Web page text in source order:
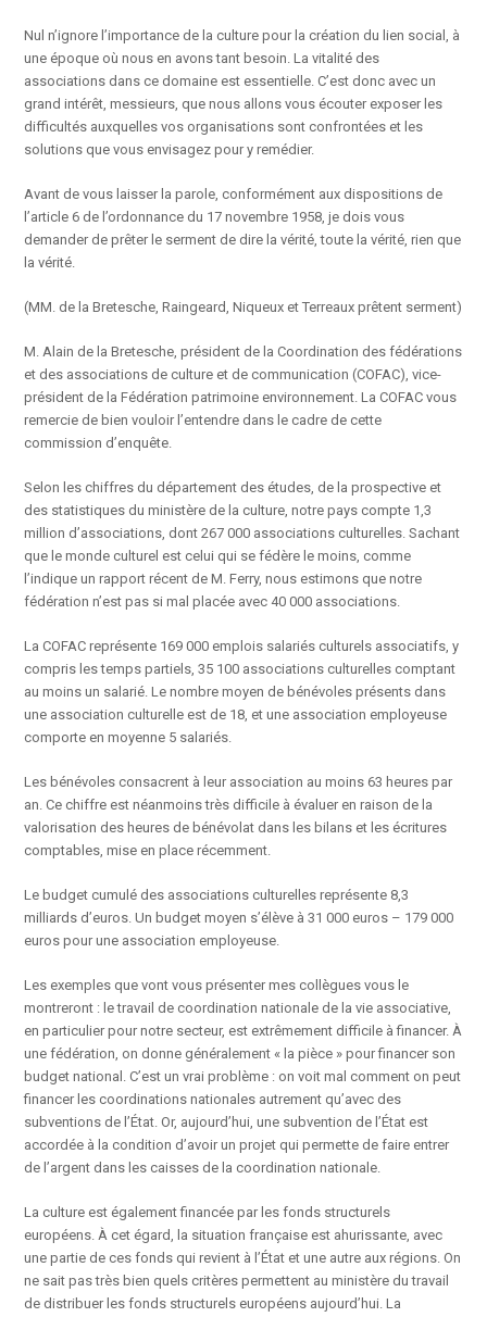
Nul n’ignore l’importance de la culture pour la création du lien social, à
une époque où nous en avons tant besoin. La vitalité des
associations dans ce domaine est essentielle. C’est donc avec un
grand intérêt, messieurs, que nous allons vous écouter exposer les
difficultés auxquelles vos organisations sont confrontées et les
solutions que vous envisagez pour y remédier.
Avant de vous laisser la parole, conformément aux dispositions de
l’article 6 de l’ordonnance du 17 novembre 1958, je dois vous
demander de prêter le serment de dire la vérité, toute la vérité, rien que
la vérité.
(MM. de la Bretesche, Raingeard, Niqueux et Terreaux prêtent serment)
M. Alain de la Bretesche, président de la Coordination des fédérations
et des associations de culture et de communication (COFAC), vice-
président de la Fédération patrimoine environnement. La COFAC vous
remercie de bien vouloir l’entendre dans le cadre de cette
commission d’enquête.
Selon les chiffres du département des études, de la prospective et
des statistiques du ministère de la culture, notre pays compte 1,3
million d’associations, dont 267 000 associations culturelles. Sachant
que le monde culturel est celui qui se fédère le moins, comme
l’indique un rapport récent de M. Ferry, nous estimons que notre
fédération n’est pas si mal placée avec 40 000 associations.
La COFAC représente 169 000 emplois salariés culturels associatifs, y
compris les temps partiels, 35 100 associations culturelles comptant
au moins un salarié. Le nombre moyen de bénévoles présents dans
une association culturelle est de 18, et une association employeuse
comporte en moyenne 5 salariés.
Les bénévoles consacrent à leur association au moins 63 heures par
an. Ce chiffre est néanmoins très difficile à évaluer en raison de la
valorisation des heures de bénévolat dans les bilans et les écritures
comptables, mise en place récemment.
Le budget cumulé des associations culturelles représente 8,3
milliards d’euros. Un budget moyen s’élève à 31 000 euros – 179 000
euros pour une association employeuse.
Les exemples que vont vous présenter mes collègues vous le
montreront : le travail de coordination nationale de la vie associative,
en particulier pour notre secteur, est extrêmement difficile à financer. À
une fédération, on donne généralement « la pièce » pour financer son
budget national. C’est un vrai problème : on voit mal comment on peut
financer les coordinations nationales autrement qu’avec des
subventions de l’État. Or, aujourd’hui, une subvention de l’État est
accordée à la condition d’avoir un projet qui permette de faire entrer
de l’argent dans les caisses de la coordination nationale.
La culture est également financée par les fonds structurels
européens. À cet égard, la situation française est ahurissante, avec
une partie de ces fonds qui revient à l’État et une autre aux régions. On
ne sait pas très bien quels critères permettent au ministère du travail
de distribuer les fonds structurels européens aujourd’hui. La